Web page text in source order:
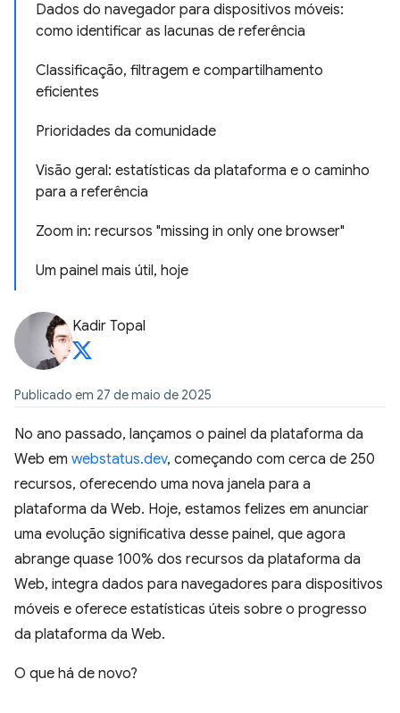
Dados do navegador para dispositivos móveis:
como identificar as lacunas de referência
Classificação, filtragem e compartilhamento
eficientes
Prioridades da comunidade
Visão geral: estatísticas da plataforma e o caminho
para a referência
Zoom in: recursos "missing in only one browser"
Um painel mais útil, hoje
Kadir Topal
Publicado em 27 de maio de 2025
No ano passado, lançamos o painel da plataforma da
Web em webstatus.dev, começando com cerca de 250
recursos, oferecendo uma nova janela para a
plataforma da Web. Hoje, estamos felizes em anunciar
uma evolução significativa desse painel, que agora
abrange quase 100% dos recursos da plataforma da
Web, integra dados para navegadores para dispositivos
móveis e oferece estatísticas úteis sobre o progresso
da plataforma da Web.
O que há de novo?